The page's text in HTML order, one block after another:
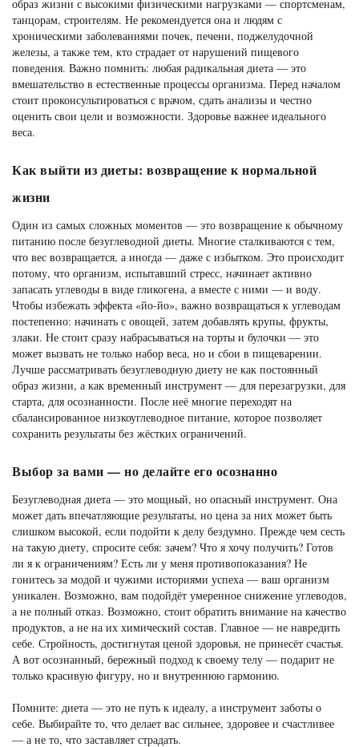
образ жизни с высокими физическими нагрузками — спортсменам,
танцорам, строителям. Не рекомендуется она и людям с
хроническими заболеваниями почек, печени, поджелудочной
железы, а также тем, кто страдает от нарушений пищевого
поведения. Важно помнить: любая радикальная диета — это
вмешательство в естественные процессы организма. Перед началом
стоит проконсультироваться с врачом, сдать анализы и честно
оценить свои цели и возможности. Здоровье важнее идеального
веса.
Как выйти из диеты: возвращение к нормальной
жизни
Один из самых сложных моментов — это возвращение к обычному
питанию после безуглеводной диеты. Многие сталкиваются с тем,
что вес возвращается, а иногда — даже с избытком. Это происходит
потому, что организм, испытавший стресс, начинает активно
запасать углеводы в виде гликогена, а вместе с ними — и воду.
Чтобы избежать эффекта «йо-йо», важно возвращаться к углеводам
постепенно: начинать с овощей, затем добавлять крупы, фрукты,
злаки. Не стоит сразу набрасываться на торты и булочки — это
может вызвать не только набор веса, но и сбои в пищеварении.
Лучше рассматривать безуглеводную диету не как постоянный
образ жизни, а как временный инструмент — для перезагрузки, для
старта, для осознанности. После неё многие переходят на
сбалансированное низкоуглеводное питание, которое позволяет
сохранить результаты без жёстких ограничений.
Выбор за вами — но делайте его осознанно
Безуглеводная диета — это мощный, но опасный инструмент. Она
может дать впечатляющие результаты, но цена за них может быть
слишком высокой, если подойти к делу бездумно. Прежде чем сесть
на такую диету, спросите себя: зачем? Что я хочу получить? Готов
ли я к ограничениям? Есть ли у меня противопоказания? Не
гонитесь за модой и чужими историями успеха — ваш организм
уникален. Возможно, вам подойдёт умеренное снижение углеводов,
а не полный отказ. Возможно, стоит обратить внимание на качество
продуктов, а не на их химический состав. Главное — не навредить
себе. Стройность, достигнутая ценой здоровья, не принесёт счастья.
А вот осознанный, бережный подход к своему телу — подарит не
только красивую фигуру, но и внутреннюю гармонию.
Помните: диета — это не путь к идеалу, а инструмент заботы о
себе. Выбирайте то, что делает вас сильнее, здоровее и счастливее
— а не то, что заставляет страдать.